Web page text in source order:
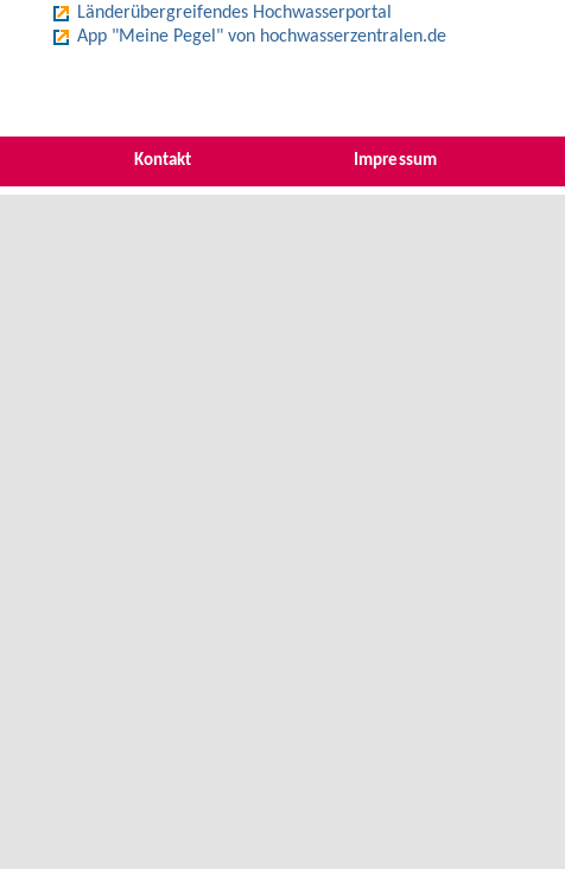
Länderübergreifendes Hochwasserportal
App "Meine Pegel" von hochwasserzentralen.de
Kontakt Impressum